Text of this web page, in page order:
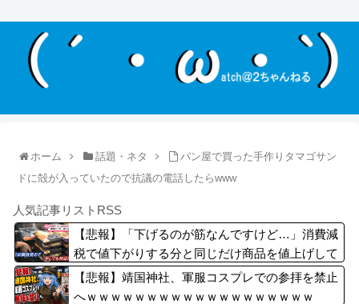
ホーム 話題・ネタ
パン屋で買った手作りタマゴサン
ドに殻が入っていたので抗議の電話したらwww
人気記事リストRSS
【悲報】「下げるのが筋なんですけど…」消費減
税で値下がりする分と同じだけ商品を値上げして
店頭価格を変えない店も…
【悲報】靖国神社、軍服コスプレでの参拝を禁止
へｗｗｗｗｗｗｗｗｗｗｗｗｗｗｗｗｗｗｗ